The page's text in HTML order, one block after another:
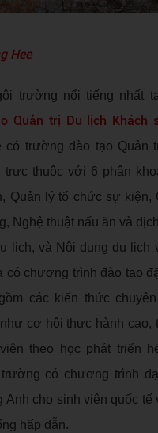
Hee
trường nổi tiếng nhất
Quản trị Du lịch Khách
có trường đào tạo Quản
trực thuộc với 6 phân
Quản lý tổ chức sự kiện,
Nghệ thuật nấu ăn và
lịch, và Nội dung du lịch
có chương trình đào tao
các kiến thức
cơ hội thực hành cao,
theo học phát triển
có chương trình
Anh cho sinh viên quốc
hấp dẫn.